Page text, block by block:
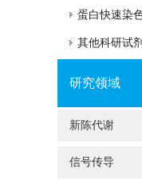
蛋白快速染
其他科研试剂
研究领域
新陈代谢
信号传导